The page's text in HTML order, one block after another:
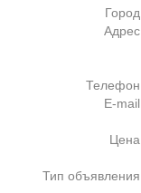
Город
Адрес
Телефон
E-mail
Цена
Тип объявления